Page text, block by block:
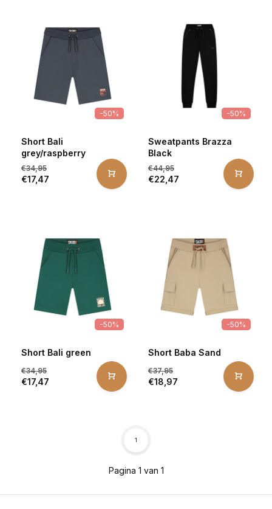
-50%
Short Bali
grey/raspberry
€34,95
€17,47
-50%
Sweatpants Brazza
Black
€44,95
€22,47
-50%
Short Bali green
€34,95
€17,47
-50%
Short Baba Sand
€37,95
€18,97
Pagina 1 van 1
1